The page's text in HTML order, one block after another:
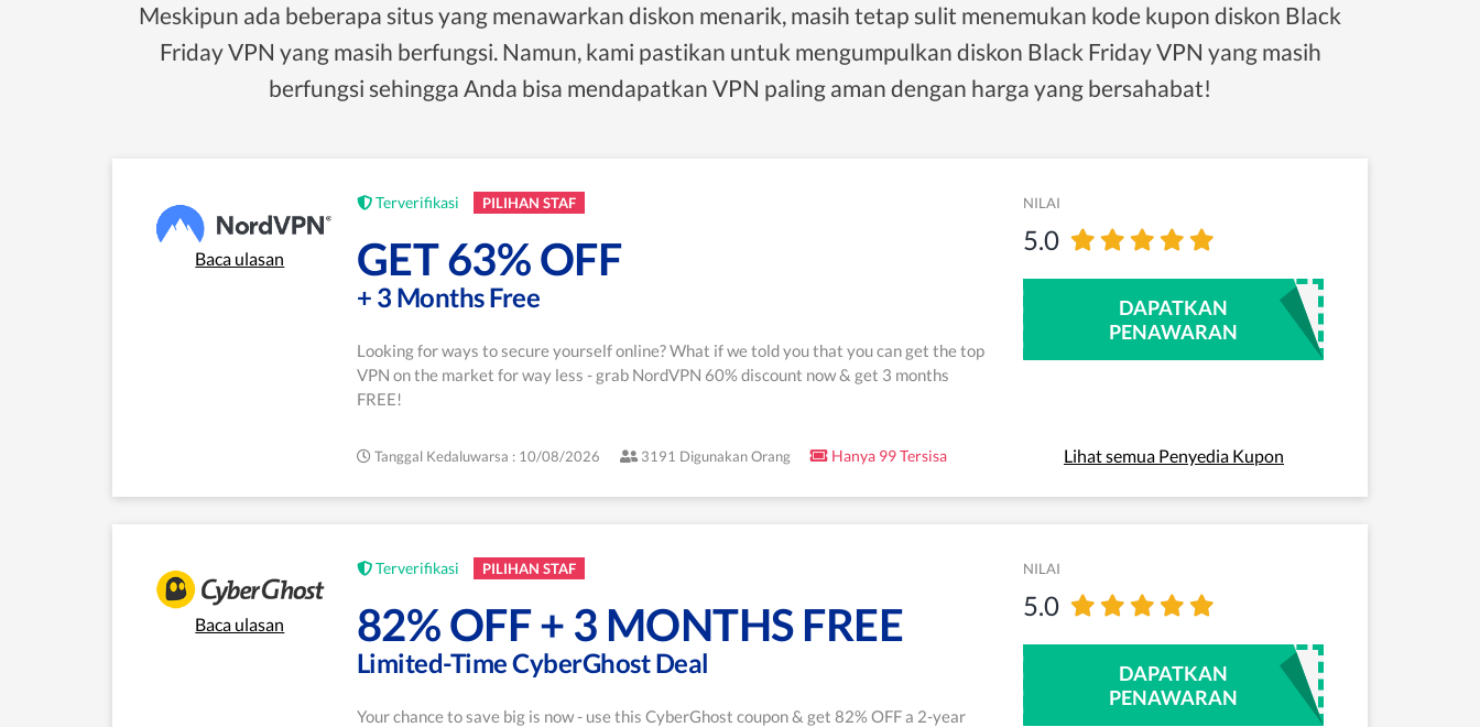
Meskipun ada beberapa situs yang menawarkan diskon menarik, masih tetap sulit menemukan kode kupon diskon Black
Friday VPN yang masih berfungsi. Namun, kami pastikan untuk mengumpulkan diskon Black Friday VPN yang masih
berfungsi sehingga Anda bisa mendapatkan VPN paling aman dengan harga yang bersahabat!
Baca ulasan
Terverifikasi PILIHAN STAF
GET 63% OFF
+ 3 Months Free
Looking for ways to secure yourself online? What if we told you that you can get the top
VPN on the market for way less - grab NordVPN 60% discount now & get 3 months
FREE!
Tanggal Kedaluwarsa : 10/08/2026 3191 Digunakan Orang Hanya 99 Tersisa
NILAI
5.0
DAPATKAN
PENAWARAN
Lihat semua Penyedia Kupon
Baca ulasan
Terverifikasi PILIHAN STAF
82% OFF + 3 MONTHS FREE
Limited-Time CyberGhost Deal
Your chance to save big is now - use this CyberGhost coupon & get 82% OFF a 2-year
NILAI
5.0
DAPATKAN
PENAWARAN